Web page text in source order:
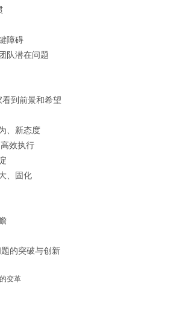
障碍
队潜在问题
到前景和希望
、新态度
效执行
、固化
的突破与创新
变革